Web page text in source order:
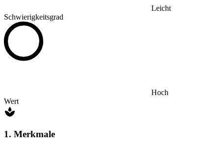
Leicht
Schwierigkeitsgrad
Hoch
Wert
1. Merkmale